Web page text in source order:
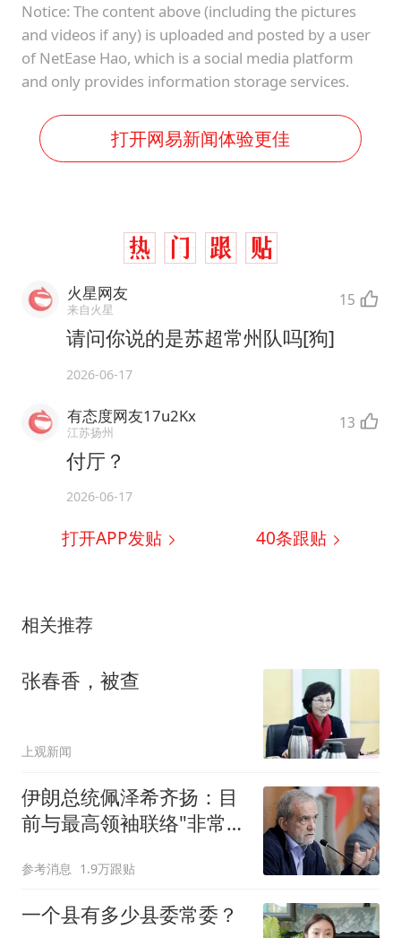
Notice: The content above (including the pictures
and videos if any) is uploaded and posted by a user
of NetEase Hao, which is a social media platform
and only provides information storage services.
打开网易新闻体验更佳
火星网友
来自火星 15
请问你说的是苏超常州队吗[狗]
2026-06-17
有态度网友17u2Kx
江苏扬州 13
付厅？
2026-06-17
打开APP发贴 40条跟贴
相关推荐
张春香，被查
上观新闻
伊朗总统佩泽希齐扬：目
前与最高领袖联络"非常困
参考消息 1.9万跟贴
一个县有多少县委常委？